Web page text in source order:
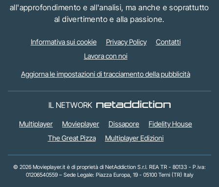
all'approfondimento e all'analisi, ma anche e soprattutto
al divertimento e alla passione.
Informativa sui cookie Privacy Policy
Contatti
Lavora con noi
Aggiorna le impostazioni di tracciamento della pubblicità
IL NETWORK
Multiplayer Movieplayer Dissapore
Fidelity House
The Great Pizza
Multiplayer Edizioni
© 2026 Movieplayer.it è di proprietà di NetAddiction S.r.l. REA TR - 80133 - P.iva:
01206540559 – Sede Legale: Piazza Europa, 19 - 05100 Terni (TR) Italy